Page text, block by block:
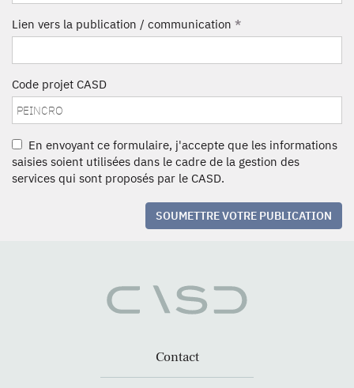
Lien vers la publication / communication *
Code projet CASD
En envoyant ce formulaire, j'accepte que les informations
saisies soient utilisées dans le cadre de la gestion des
services qui sont proposés par le CASD.
SOUMETTRE VOTRE PUBLICATION
Contact